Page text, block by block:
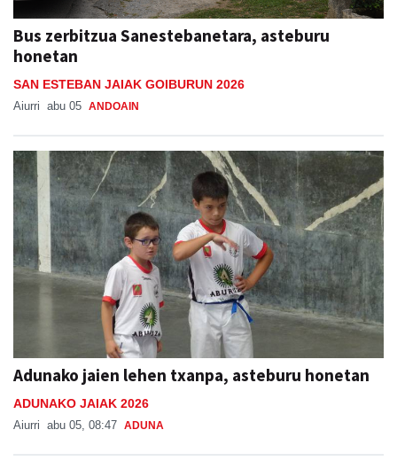
Bus zerbitzua Sanestebanetara, asteburu
honetan
SAN ESTEBAN JAIAK GOIBURUN 2026
Aiurri abu 05 ANDOAIN
Adunako jaien lehen txanpa, asteburu honetan
ADUNAKO JAIAK 2026
Aiurri abu 05, 08:47 ADUNA